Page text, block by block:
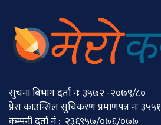
सुचना बिभाग दर्ता नः ३५७२ -२०७९/८०
प्रेस काउन्सिल सुचिकरण प्रमाणपत्र नः ३५५१
कम्पनी दर्ता नं : २३६९५७/०७६/०७७